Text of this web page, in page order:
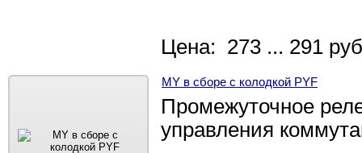
Цена: 273 ... 291
MY в сборе с колодкой PYF
Промежуточное
управления